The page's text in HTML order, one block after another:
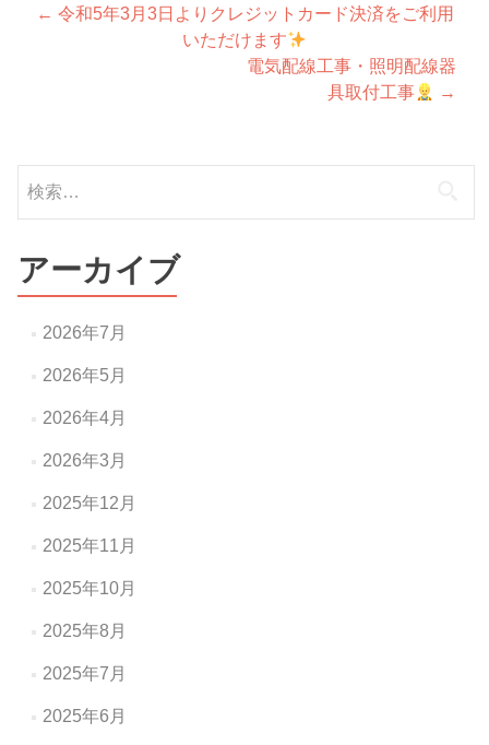
投
ゲ
ー
ョ
ン
← 令和5年3月3日よりクレジットカード決済をご利用
いただけます
電気配線工事・照明配線器
具取付工事
→
索:
アーカイブ
2026年7月
2026年5月
2026年4月
2026年3月
2025年12月
2025年11月
2025年10月
2025年8月
2025年7月
2025年6月